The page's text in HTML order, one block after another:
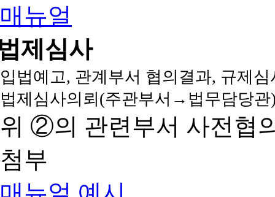
매뉴얼
제심사
입법예고, 관계부서 협의결과, 규제
법제심사의뢰(주관부서→법무담당
위 ②의 관련부서 사전협
첨부